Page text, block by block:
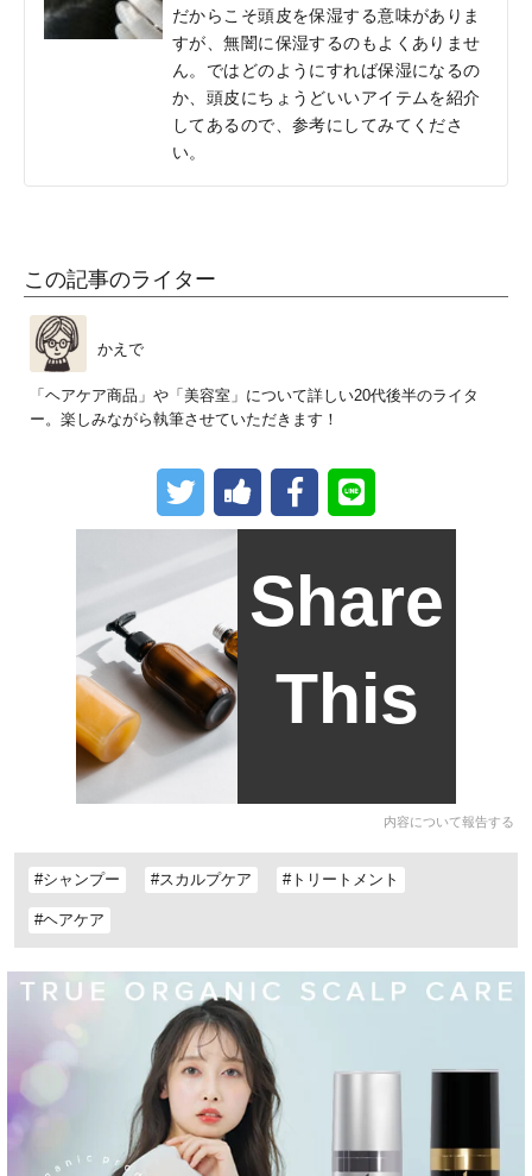
だからこそ頭皮を保湿する意味がありま
すが、無闇に保湿するのもよくありませ
ん。ではどのようにすれば保湿になるの
か、頭皮にちょうどいいアイテムを紹介
してあるので、参考にしてみてくださ
い。
この記事のライター
かえで
「ヘアケア商品」や「美容室」について詳しい20代後半のライタ
ー。楽しみながら執筆させていただきます！
Share
This
内容について報告する
#シャンプー #スカルプケア #トリートメント
#ヘアケア